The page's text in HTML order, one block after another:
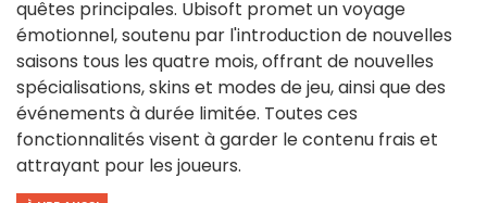
quêtes principales. Ubisoft promet un voyage
émotionnel, soutenu par l'introduction de nouvelles
saisons tous les quatre mois, offrant de nouvelles
spécialisations, skins et modes de jeu, ainsi que des
événements à durée limitée. Toutes ces
fonctionnalités visent à garder le contenu frais et
attrayant pour les joueurs.